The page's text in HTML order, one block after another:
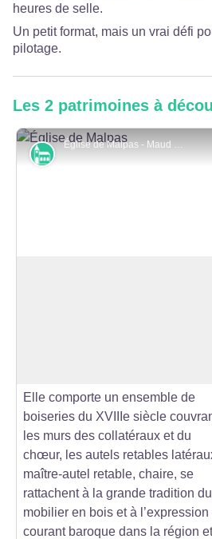
heures de selle.
Un petit format, mais un vrai défi
pilotage.
Les 2 patrimoines à
Église de Malpas - Maud Humbert
Monuments et architecture
Elle comporte un ensemble de
boiseries du XVIIIe siècle
les murs des collatéraux et du
chœur, les autels retables
maître-autel retable, chaire, se
rattachent à la grande tradition du
mobilier en bois et à l’expression
courant baroque dans la région et